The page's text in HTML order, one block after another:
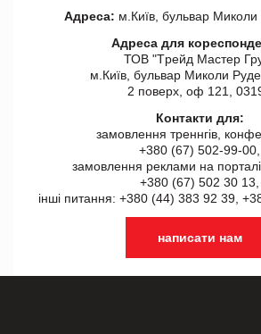
Адреса: м.Київ, бульвар
Адреса для
ТОВ "Tрейд Мастер
м.Київ, бульвар Миколи
2 поверх, оф 121,
Контакти для:
замовлення треннгів,
+380 (67) 502-99-00,
замовлення реклами на
+380 (67) 502 30 13,
інші питання: +380 (44) 383 92 39,
написати нам